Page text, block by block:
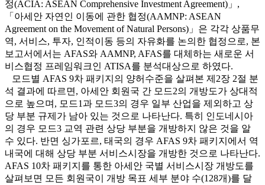
정(ACIA: ASEAN Comprehensive Investment Agreement)」,
「아세안 자연인 이동에 관한 협정(AAMNP: ASEAN
Agreement on the Movement of Natural Persons)」은 각각 상품무
역, 서비스, 투자, 인적이동 등의 자유화를 논의한 협정으로, 본
보고서에서는 AFAS와 AAMNP, AFAS를 대체하는 새로운 서
비스협정 프레임워크인 ATISA를 분석대상으로 하였다.
모드별 AFAS 9차 패키지의 양허수준을 살펴본 제2장 2절 분
석 결과에 따르면, 아세안 회원국 간 모드2의 개방도가 상대적
으로 높으며, 모드1과 모드3의 경우 일부 산업을 제외하고 상
당 부분 규제가 남아 있는 것으로 나타난다. 특히 인도네시아
의 경우 모드3 교역 관련 상당 부분을 개방하지 않은 것을 알
수 있다. 반면 싱가포르, 태국의 경우 AFAS 9차 패키지에서 역
내국에 대해 상당 부분 서비스시장을 개방한 것으로 나타난다.
AFAS 10차 패키지를 통한 아세안 국별 서비스시장 개방도를
살펴보면 모든 회원국이 개방 목표 세부 분야 수(128개)를 달